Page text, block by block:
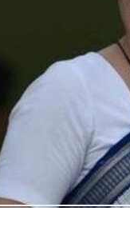
में जमीनी विवाद
में ले लिया है।
में घायलों से
के मूर्तिया गांव में